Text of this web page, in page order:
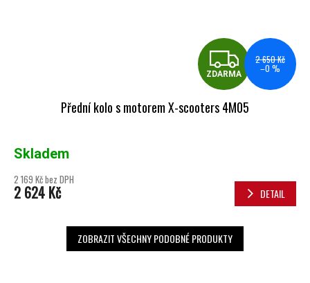
ZDARMA
2 650 Kč
–0 %
Přední kolo s motorem X-scooters 4M05
Skladem
2 169 Kč bez DPH
2 624 Kč DETAIL
ZOBRAZIT VŠECHNY PODOBNÉ PRODUKTY